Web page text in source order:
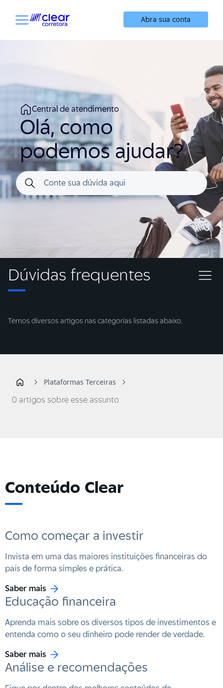
Abra sua conta
Central de atendimento
Olá, como
podemos ajudar?
Dúvidas frequentes
Temos diversos artigos nas categorias listadas abaixo.
Plataformas Terceiras
0 artigos sobre esse assunto
Conteúdo Clear
Como começar a investir
Invista em uma das maiores instituições financeiras do
país de forma simples e prática.
Saber mais
Educação financeira
Aprenda mais sobre os diversos tipos de investimentos e
entenda como o seu dinheiro pode render de verdade.
Saber mais
Análise e recomendações